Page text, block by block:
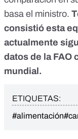
basa el ministro.
consistió esta
actualmente
datos de la FAO
mundial.
ETIQUETAS:
#alimentación